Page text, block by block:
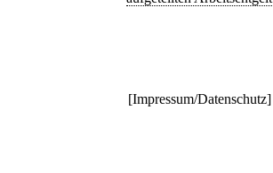
[Impressum/Datenschutz]